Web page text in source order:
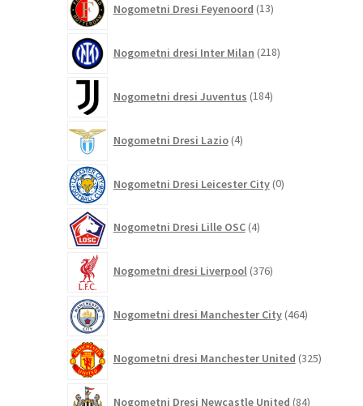
Nogometni Dresi Feyenoord 13izdelkov
Nogometni dresi Inter Milan 218izdelkov
Nogometni dresi Juventus 184izdelkov
Nogometni Dresi Lazio 4izdelki
Nogometni Dresi Leicester City 0izdelkov
Nogometni Dresi Lille OSC 4izdelki
Nogometni dresi Liverpool 376izdelkov
Nogometni dresi Manchester City 464izdelkov
Nogometni dresi Manchester United 325izdelkov
Nogometni Dresi Newcastle United 84